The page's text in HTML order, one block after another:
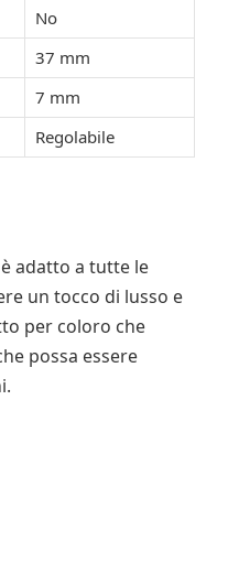
No
37 mm
7 mm
Regolabile
adatto a tutte le
un tocco di lusso e
per coloro che
possa essere